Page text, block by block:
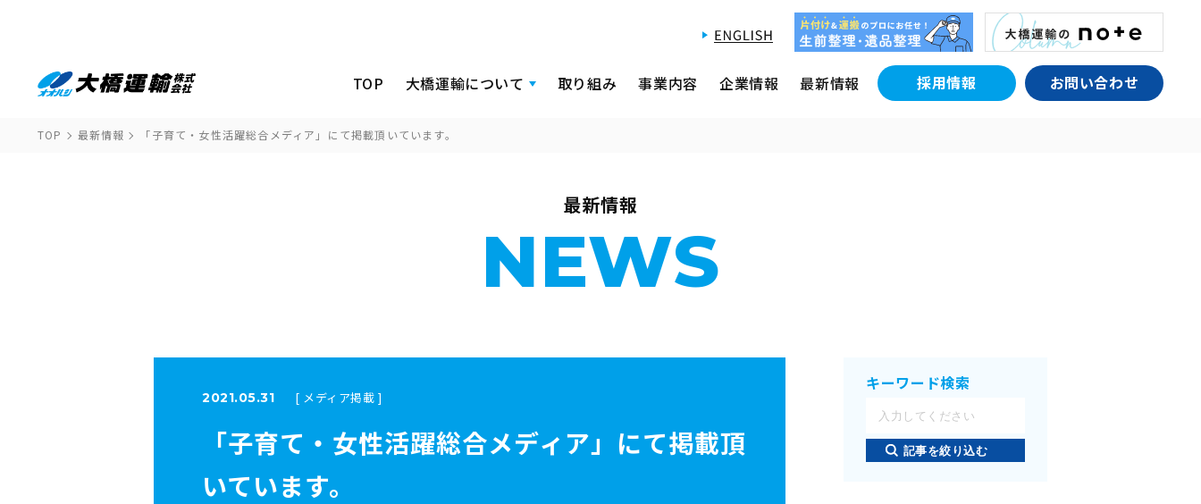
TOP 大橋運輸について 取り組み 事業内容 企業情報 最新情報 採用情報 お問い合わせ
TOP 最新情報 「子育て・女性活躍総合メディア」にて掲載頂いています。
最新情報
NEWS
2021.05.31 [ メディア掲載 ]
「子育て・女性活躍総合メディア」にて掲載頂
いています。
キーワード検索
記事を絞り込む